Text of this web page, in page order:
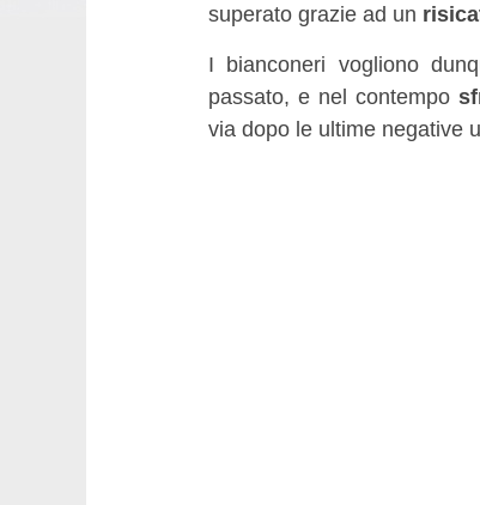
superato grazie ad un
I bianconeri vogliono
passato, e nel contempo
via dopo le ultime negative